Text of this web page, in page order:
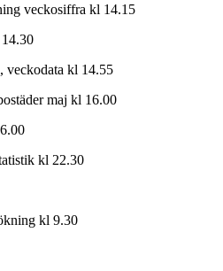
veckosiffra kl 14.15
veckodata kl 14.55
maj kl 16.00
kl 22.30
kl 9.30